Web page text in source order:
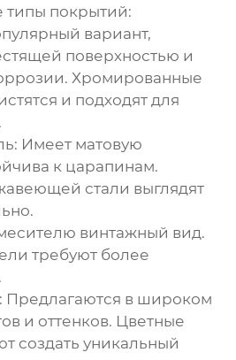
типы покрытий:
вариант,
поверхностью и
Хромированные
и подходят для
Имеет матовую
к царапинам.
стали выглядят
винтажный вид.
требуют более
Предлагаются в широком
и оттенков. Цветные
создать уникальный